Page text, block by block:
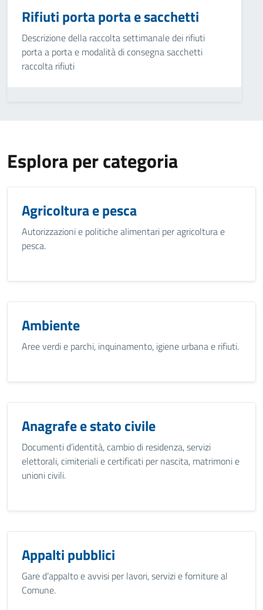
Rifiuti porta porta e sacchetti
Descrizione della raccolta settimanale dei rifiuti
porta a porta e modalità di consegna sacchetti
raccolta rifiuti
Esplora per categoria
Agricoltura e pesca
Autorizzazioni e politiche alimentari per agricoltura e
pesca.
Ambiente
Aree verdi e parchi, inquinamento, igiene urbana e rifiuti.
Anagrafe e stato civile
Documenti d’identità, cambio di residenza, servizi
elettorali, cimiteriali e certificati per nascita, matrimoni e
unioni civili.
Appalti pubblici
Gare d’appalto e avvisi per lavori, servizi e forniture al
Comune.